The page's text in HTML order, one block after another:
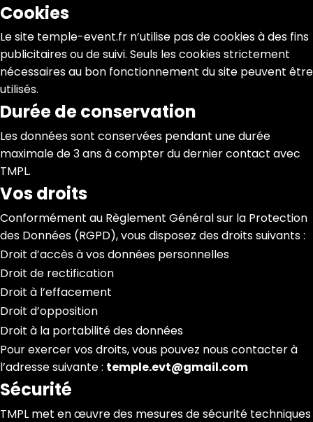
Cookies
Le site temple-event.fr n’utilise pas de cookies à des fins
publicitaires ou de suivi. Seuls les cookies strictement
nécessaires au bon fonctionnement du site peuvent être
utilisés.
Durée de conservation
Les données sont conservées pendant une durée
maximale de 3 ans à compter du dernier contact avec
TMPL.
Vos droits
Conformément au Règlement Général sur la Protection
des Données (RGPD), vous disposez des droits suivants :
Droit d’accès à vos données personnelles
Droit de rectification
Droit à l’effacement
Droit d’opposition
Droit à la portabilité des données
Pour exercer vos droits, vous pouvez nous contacter à
l’adresse suivante : temple.evt@gmail.com
Sécurité
TMPL met en œuvre des mesures de sécurité techniques